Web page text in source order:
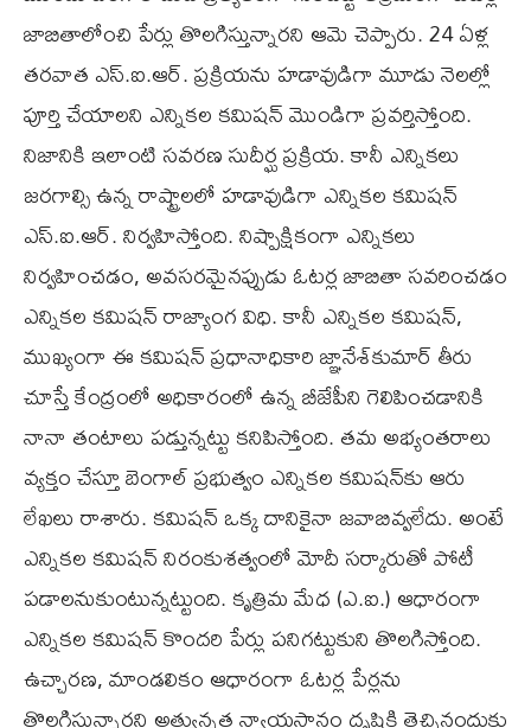
జాబితాలోంచి పేర్లు తొలగిస్తున్నారని ఆమె చెప్పారు. 24 ఏళ్ల
తరవాత ఎస్.ఐ.ఆర్. ప్రక్రియను హడావుడిగా మూడు నెలల్లో
పూర్తి చేయాలని ఎన్నికల కమిషన్ మొండిగా ప్రవర్తిస్తోంది.
నిజానికి ఇలాంటి సవరణ సుదీర్ఘ ప్రక్రియ. కానీ ఎన్నికలు
జరగాల్సి ఉన్న రాష్ట్రాలలో హడావుడిగా ఎన్నికల కమిషన్
ఎస్.ఐ.ఆర్. నిర్వహిస్తోంది. నిష్పాక్షికంగా ఎన్నికలు
నిర్వహించడం, అవసరమైనప్పుడు ఓటర్ల జాబితా సవరించడం
ఎన్నికల కమిషన్ రాజ్యాంగ విధి. కానీ ఎన్నికల కమిషన్,
ముఖ్యంగా ఈ కమిషన్ ప్రధానాధికారి జ్ఞానేశ్‌కుమార్ తీరు
చూస్తే కేంద్రంలో అధికారంలో ఉన్న బీజేపీని గెలిపించడానికి
నానా తంటాలు పడ్తున్నట్టు కనిపిస్తోంది. తమ అభ్యంతరాలు
వ్యక్తం చేస్తూ బెంగాల్ ప్రభుత్వం ఎన్నికల కమిషన్‌కు ఆరు
లేఖలు రాశారు. కమిషన్ ఒక్క దానికైనా జవాబివ్వలేదు. అంటే
ఎన్నికల కమిషన్ నిరంకుశత్వంలో మోదీ సర్కారుతో పోటీ
పడాలనుకుంటున్నట్టుంది. కృత్రిమ మేధ (ఎ.ఐ.) ఆధారంగా
ఎన్నికల కమిషన్ కొందరి పేర్లు పనిగట్టుకుని తొలగిస్తోంది.
ఉచ్చారణ, మాండలికం ఆధారంగా ఓటర్ల పేర్లను
తొలగిస్తున్నారని అత్యున్నత న్యాయస్థానం దృష్టికి తెచ్చినందుకు